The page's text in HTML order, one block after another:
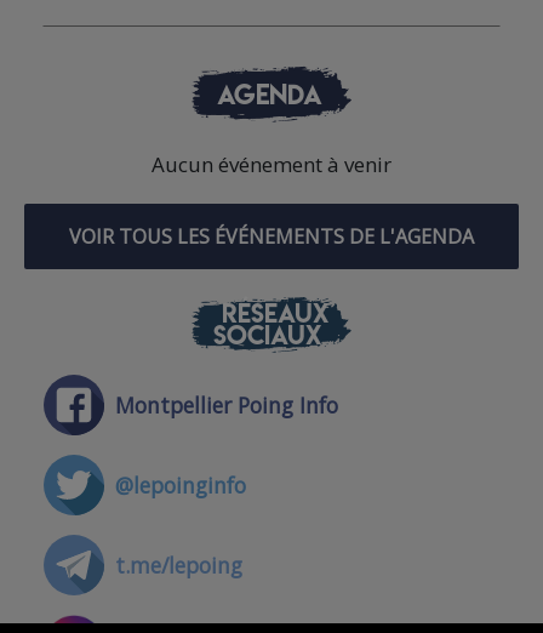
AGENDA
Aucun événement à venir
VOIR TOUS LES ÉVÉNEMENTS DE L'AGENDA
RÉSEAUX
SOCIAUX
Montpellier Poing Info
@lepoinginfo
t.me/lepoing